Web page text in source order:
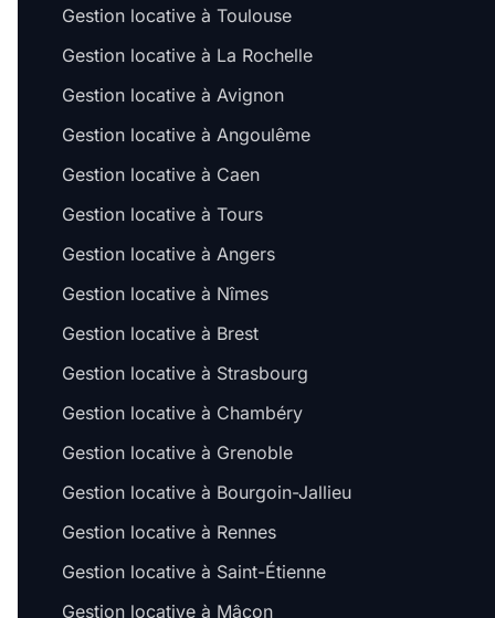
Gestion locative à Toulouse
Gestion locative à La Rochelle
Gestion locative à Avignon
Gestion locative à Angoulême
Gestion locative à Caen
Gestion locative à Tours
Gestion locative à Angers
Gestion locative à Nîmes
Gestion locative à Brest
Gestion locative à Strasbourg
Gestion locative à Chambéry
Gestion locative à Grenoble
Gestion locative à Bourgoin-Jallieu
Gestion locative à Rennes
Gestion locative à Saint-Étienne
Gestion locative à Mâcon